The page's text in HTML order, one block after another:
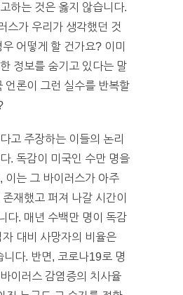
하는 것은 옳지 않습니다.
스가 우리가 생각했던 것
어떻게 할 건가요? 이미
정보를 숨기고 있다는 말
언론이 그런 실수를 반복할
고 주장하는 이들의 논리
. 독감이 미국인 수만 명을
이는 그 바이러스가 아주
재했고 퍼져 나갈 시간이
다. 매년 수백만 명이 독감
대비 사망자의 비율은
다. 반면, 코로나19로 명
이러스 감염증의 치사율